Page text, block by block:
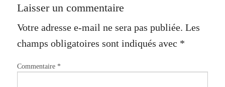
Laisser un commentaire
Votre adresse e-mail ne sera pas publiée. Les
champs obligatoires sont indiqués avec *
Commentaire *